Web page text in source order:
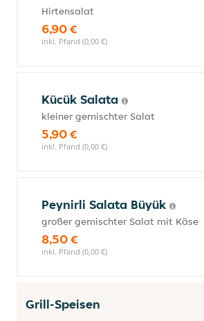
Hirtensalat
6,90 €
inkl. Pfand (0,00 €)
Kücük Salata
kleiner gemischter Salat
5,90 €
inkl. Pfand (0,00 €)
Peynirli Salata Büyük
großer gemischter Salat mit Käse
8,50 €
inkl. Pfand (0,00 €)
Grill-Speisen